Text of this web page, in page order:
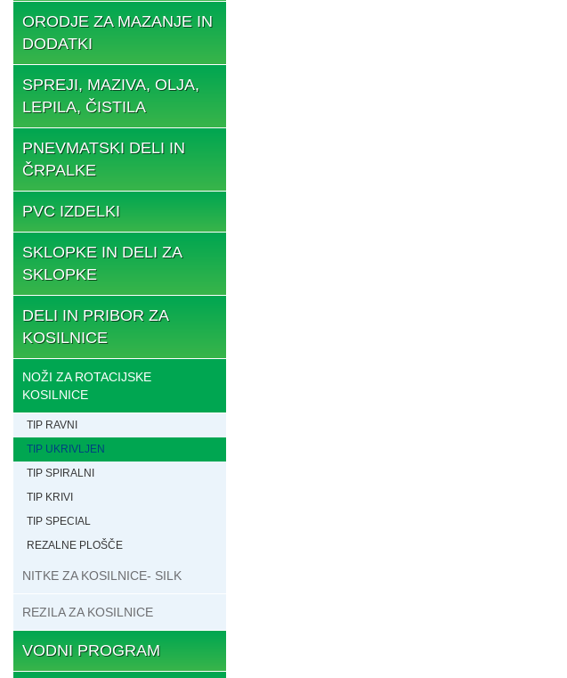
ORODJE ZA MAZANJE IN
DODATKI
SPREJI, MAZIVA, OLJA,
LEPILA, ČISTILA
PNEVMATSKI DELI IN
ČRPALKE
PVC IZDELKI
SKLOPKE IN DELI ZA
SKLOPKE
DELI IN PRIBOR ZA
KOSILNICE
NOŽI ZA ROTACIJSKE
KOSILNICE
TIP RAVNI
TIP UKRIVLJEN
TIP SPIRALNI
TIP KRIVI
TIP SPECIAL
REZALNE PLOŠČE
NITKE ZA KOSILNICE- SILK
REZILA ZA KOSILNICE
VODNI PROGRAM